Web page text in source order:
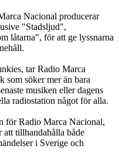
Nacional producerar
"Stadsljud",
låtarna", för att ge lyssnarna
tar Radio Marca
som söker mer än bara
musiken eller dagens
radiostation något för alla.
för Radio Marca Nacional,
att tillhandahålla både
i Sverige och